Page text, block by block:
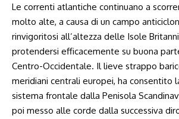
Le correnti atlantiche continuano a
molto alte, a causa di un campo
rinvigoritosi all’altezza delle Isole
protendersi efficacemente su buona
Centro-Occidentale. Il lieve strappo
meridiani centrali europei, ha consentito
sistema frontale dalla Penisola
poi messo alle corde dalla successiva